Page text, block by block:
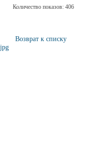
Количество показов: 406
Возврат к списку